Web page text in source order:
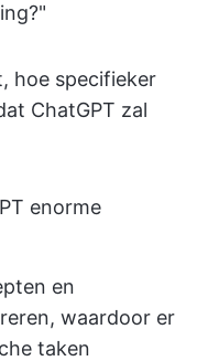
hoe specifieker
ChatGPT zal
enorme
en
waardoor er
taken